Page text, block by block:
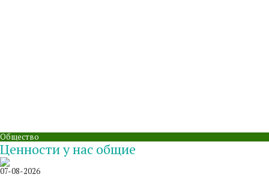
Общество
Ценности у нас общие
07-08-2026